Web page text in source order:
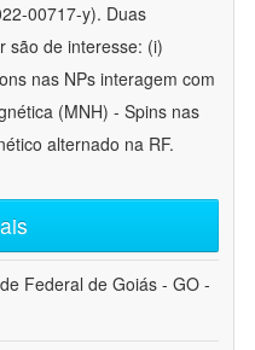
00717-y). Duas
são de interesse: (i)
nas NPs interagem com
(MNH) - Spins nas
alternado na RF.
Federal de Goiás - GO -